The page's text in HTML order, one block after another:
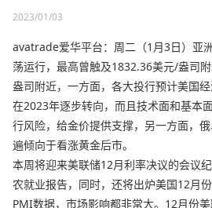
2023/01/03
avatrade爱华平台：周二（1月3日）亚
荡运行，最高曾触及1832.36美元/盎司
盎司附近，一方面，各大投行预计美国
在2023年逐步转向，而且技术面和基本
行风险，给金价提供支撑，另一方面，
遍倾向于看涨黄金后市。
本周将迎来美联储12月利率决议的会议
农就业报告，同时，还将出炉美国12月
PMI数据，市场影响都非常大。12月份美